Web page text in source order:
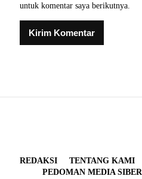
untuk komentar saya berikutnya.
REDAKSI TENTANG KAMI
PEDOMAN MEDIA SIBER